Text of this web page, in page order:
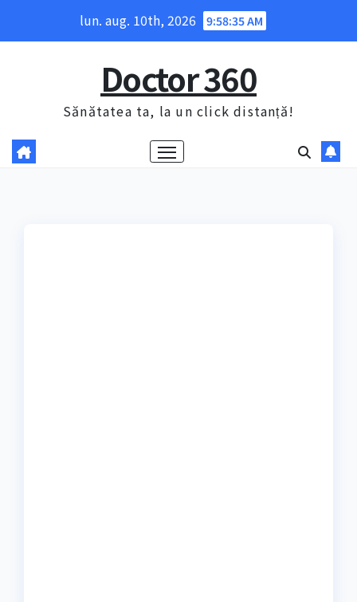
lun. aug. 10th, 2026 9:58:36 AM
Doctor 360
Sănătatea ta, la un click distanță!